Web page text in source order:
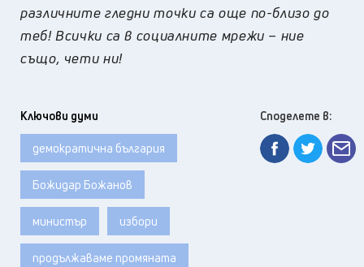
различните гледни точки са още по-близо до
теб! Всички са в социалните мрежи – ние
също, чети ни!
Ключови думи
демократична българия
Божидар Божанов
министър избори
продължаваме промяната
Споделете в: